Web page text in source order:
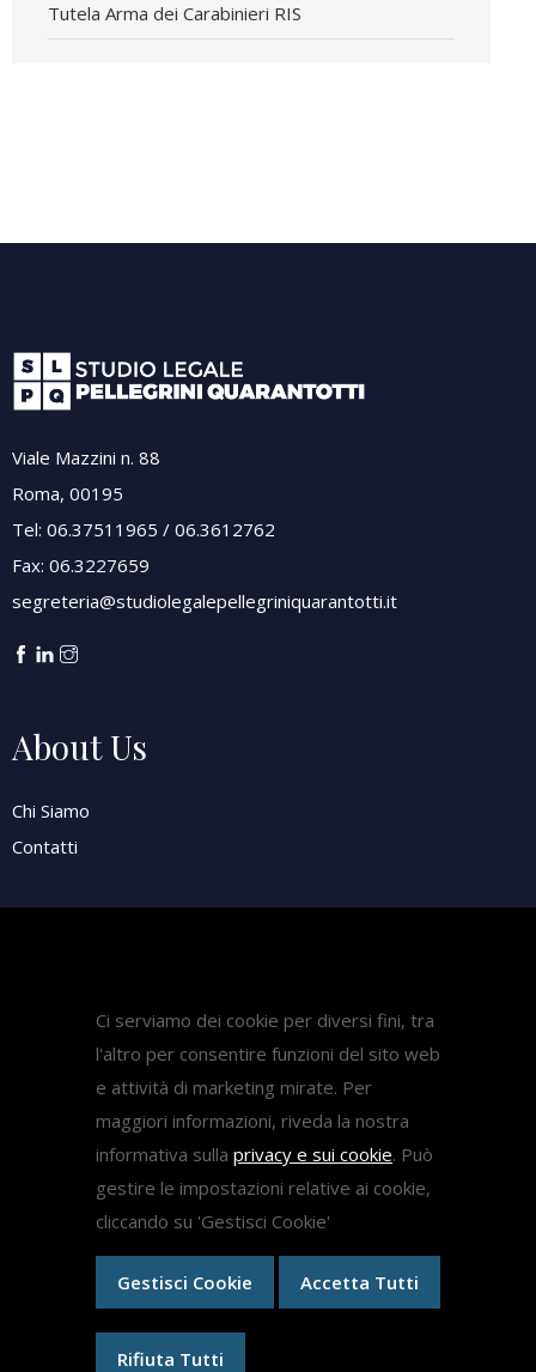
Ci serviamo dei cookie per diversi fini, tra
l'altro per consentire funzioni del sito web
e attività di marketing mirate. Per
maggiori informazioni, riveda la nostra
informativa sulla privacy e sui cookie. Può
gestire le impostazioni relative ai cookie,
cliccando su 'Gestisci Cookie'
Gestisci Cookie Accetta Tutti
Rifiuta Tutti
Tutela Arma dei Carabinieri RIS
Viale Mazzini n. 88
Roma, 00195
Tel: 06.37511965 / 06.3612762
Fax: 06.3227659
segreteria@studiolegalepellegriniquarantotti.it
About Us
Chi Siamo
Contatti
Pubblicazioni
Diritto Sanitario
Diritto del lavoro
Come fare ricorso medicina
Ricorsi
Ricorsi Test Medicina 2024
Medici Ex Specializzandi